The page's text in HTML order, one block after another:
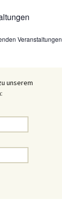
Veranstaltungen
unserem